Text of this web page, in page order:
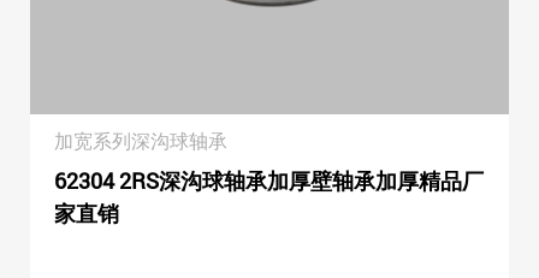
加宽系列深沟球轴承
62304 2RS深沟球轴承加厚壁轴承加厚精品厂
家直销